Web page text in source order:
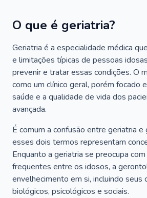
O que é geriatria?
Geriatria é a especialidade médica
e limitações típicas de pessoas
prevenir e tratar essas condições. O
como um clínico geral, porém focado
saúde e a qualidade de vida dos
avançada.
É comum a confusão entre geriatria
esses dois termos representam
Enquanto a geriatria se preocupa
frequentes entre os idosos, a
envelhecimento em si, incluindo seus
biológicos, psicológicos e sociais.